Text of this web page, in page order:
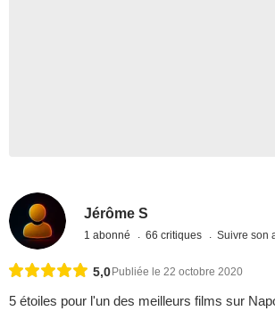
Jérôme S
1 abonné 66 critiques Suivre son
5,0 Publiée le 22 octobre 2020
5 étoiles pour l'un des meilleurs films sur